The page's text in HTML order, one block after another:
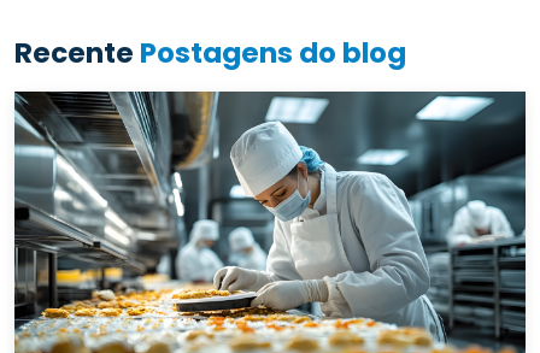
Recente Postagens do blog